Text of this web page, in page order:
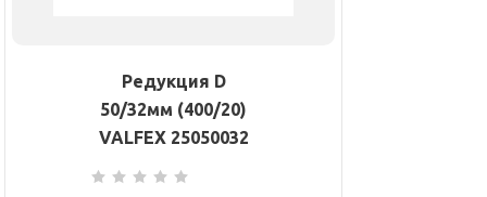
Редукция D
50/32мм (400/20)
VALFEX 25050032